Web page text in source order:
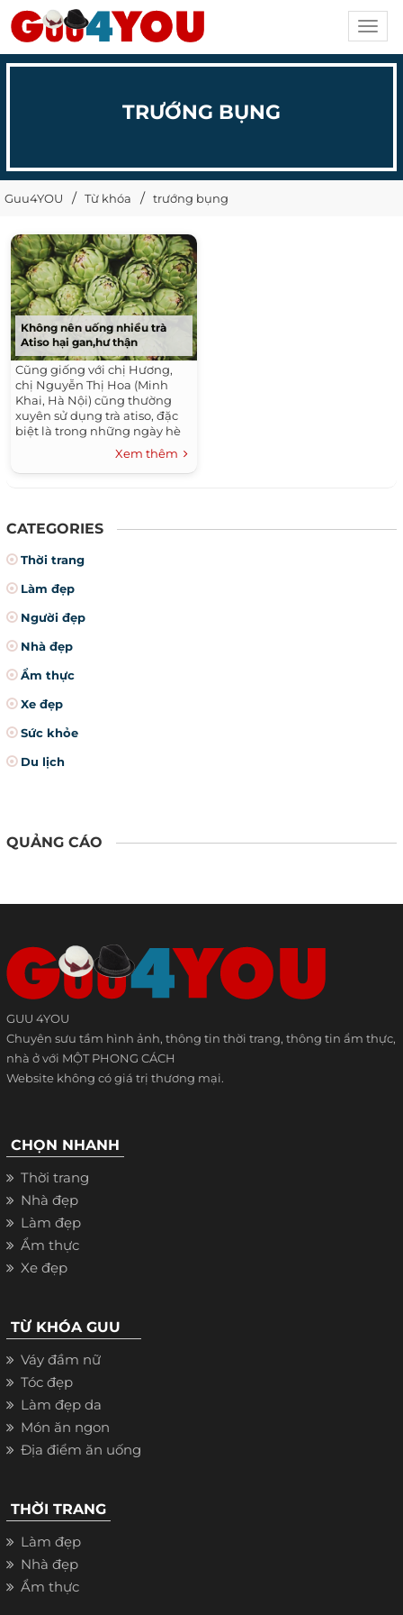
TRƯỚNG BỤNG
Guu4YOU Từ khóa trướng bụng
Không nên uống nhiều trà
Atiso hại gan,hư thận
Cũng giống với chị Hương,
chị Nguyễn Thị Hoa (Minh
Khai, Hà Nội) cũng thường
xuyên sử dụng trà atiso, đặc
biệt là trong những ngày hè
Xem thêm
CATEGORIES
Thời trang
Làm đẹp
Người đẹp
Nhà đẹp
Ẩm thực
Xe đẹp
Sức khỏe
Du lịch
QUẢNG CÁO
GUU 4YOU
Chuyên sưu tầm hình ảnh, thông tin thời trang, thông tin ẩm thực,
nhà ở với MỘT PHONG CÁCH
Website không có giá trị thương mại.
CHỌN NHANH
Thời trang
Nhà đẹp
Làm đẹp
Ẩm thực
Xe đẹp
TỪ KHÓA GUU
Váy đầm nữ
Tóc đẹp
Làm đẹp da
Món ăn ngon
Địa điểm ăn uống
THỜI TRANG
Làm đẹp
Nhà đẹp
Ẩm thực